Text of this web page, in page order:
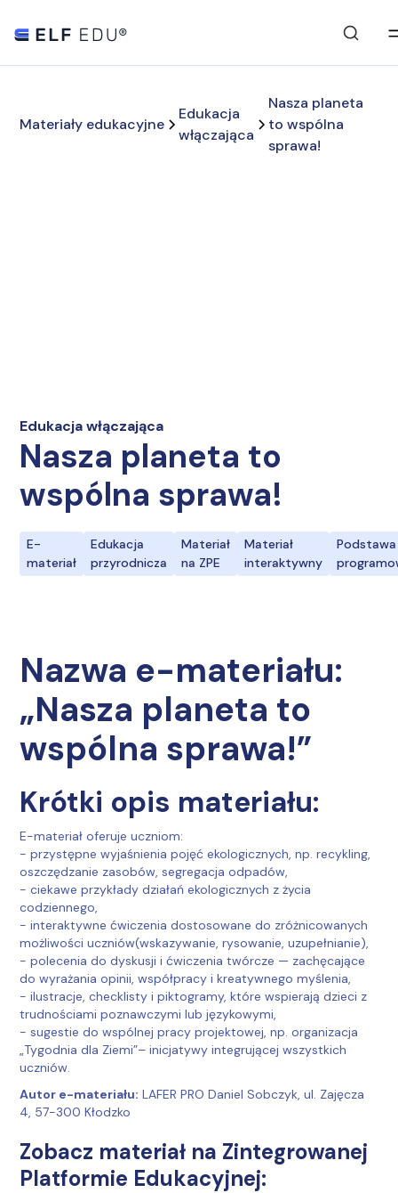
Materiały edukacyjne
Edukacja
włączająca
Nasza planeta
to wspólna
sprawa!
Edukacja włączająca
Nasza planeta to
wspólna sprawa!
E-
materiał
Edukacja
przyrodnicza
Materiał
na ZPE
Materiał
interaktywny
Podstawa
Nazwa e-materiału:
„Nasza planeta to
wspólna sprawa!”
Krótki opis materiału:
E-materiał oferuje uczniom:
- przystępne wyjaśnienia pojęć ekologicznych, np. recykling,
oszczędzanie zasobów, segregacja odpadów,
- ciekawe przykłady działań ekologicznych z życia
codziennego,
- interaktywne ćwiczenia dostosowane do zróżnicowanych
możliwości uczniów(wskazywanie, rysowanie, uzupełnianie),
- polecenia do dyskusji i ćwiczenia twórcze — zachęcające
do wyrażania opinii, współpracy i kreatywnego myślenia,
- ilustracje, checklisty i piktogramy, które wspierają dzieci z
trudnościami poznawczymi lub językowymi,
- sugestie do wspólnej pracy projektowej, np. organizacja
„Tygodnia dla Ziemi”– inicjatywy integrującej wszystkich
uczniów.
Autor e-materiału: LAFER PRO Daniel Sobczyk, ul. Zajęcza
4, 57-300 Kłodzko
Zobacz materiał na Zintegrowanej
Platformie Edukacyjnej: